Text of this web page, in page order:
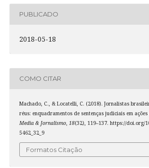
PUBLICADO
2018-05-18
COMO CITAR
Machado, C., & Locatelli, C. (2018). Jornalistas
réus: enquadramentos de sentenças judiciais em
Media & Jornalismo, 18(32), 119–137. https://doi.org/
5462_32_9
Formatos Citação